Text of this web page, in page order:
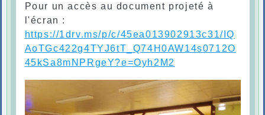
Pour un accès au document projeté à
l'écran :
https://1drv.ms/p/c/45ea013902913c31/IQ
AoTGc422g4TYJ6tT_Q74H0AW14s0712O
45kSa8mNPRgeY?e=Oyh2M2